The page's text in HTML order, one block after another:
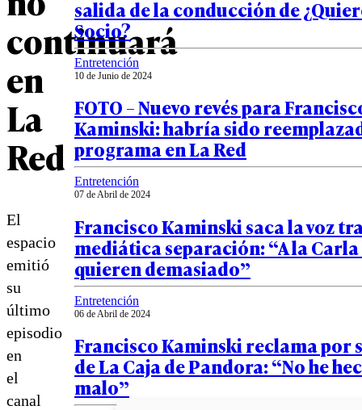
continuará
en
La
Red
El
espacio
emitió
su
último
episodio
en
el
canal
salida de la conducción de
Socio?
Entretención
10 de Junio de 2024
FOTO – Nuevo revés para
Kaminski: habría sido
programa en La Red
Entretención
07 de Abril de 2024
Francisco Kaminski saca la voz
mediática separación: “A la
quieren demasiado”
Entretención
06 de Abril de 2024
Francisco Kaminski reclama por
de La Caja de Pandora: “No he
malo”